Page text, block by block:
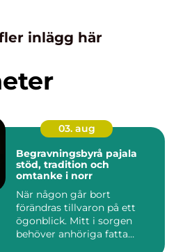
inlägg här
03. aug
Begravningsbyrå pajala
stöd, tradition och
omtanke i norr
När någon går bort
förändras tillvaron på ett
ögonblick. Mitt i sorgen
behöver anhöriga fatta